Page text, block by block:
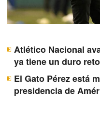
Atlético Nacional
ya tiene un duro
El Gato Pérez está
presidencia de